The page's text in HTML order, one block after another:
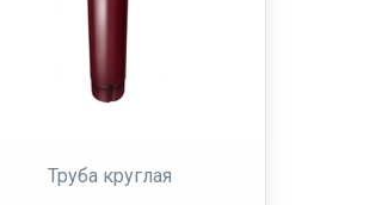
Труба круглая